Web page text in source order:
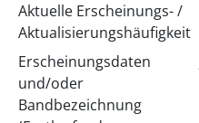
Aktuelle Erscheinungs- /
Aktualisierungshäufigkeit
Erscheinungsdaten
und/oder
Bandbezeichnung